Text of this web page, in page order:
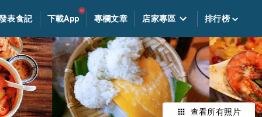
表食記 下載App 專欄文章 店家專區 排行榜
查看所有照片